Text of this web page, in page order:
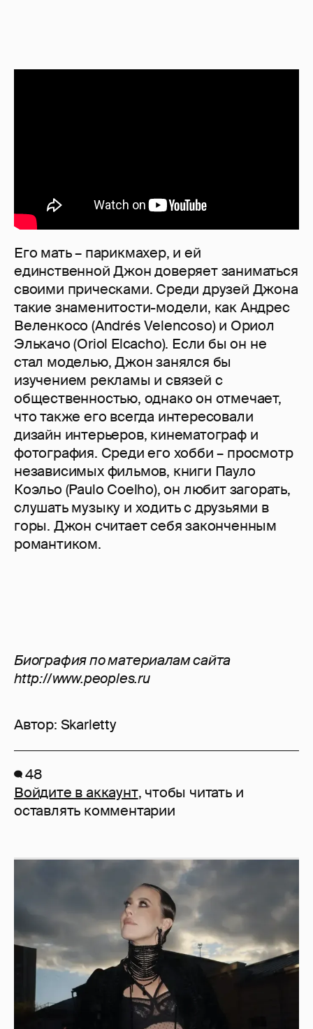
Его мать – парикмахер, и ей
единственной Джон доверяет заниматься
своими прическами. Среди друзей Джона
такие знаменитости-модели, как Андрес
Веленкосо (Andrés Velencoso) и Ориол
Элькачо (Oriol Elcacho). Если бы он не
стал моделью, Джон занялся бы
изучением рекламы и связей с
общественностью, однако он отмечает,
что также его всегда интересовали
дизайн интерьеров, кинематограф и
фотография. Среди его хобби – просмотр
независимых фильмов, книги Пауло
Коэльо (Paulo Coelho), он любит загорать,
слушать музыку и ходить с друзьями в
горы. Джон считает себя законченным
романтиком.
Биография по материалам сайта
http://www.peoples.ru
Автор: Skarletty
48
Войдите в аккаунт, чтобы читать и
оставлять комментарии